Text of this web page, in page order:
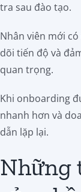
tra sau đào tạo.
Nhân viên mới
dõi tiến độ và
quan trọng.
Khi onboarding
nhanh hơn và
dẫn lặp lại.
Những